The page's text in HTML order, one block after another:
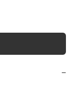
−